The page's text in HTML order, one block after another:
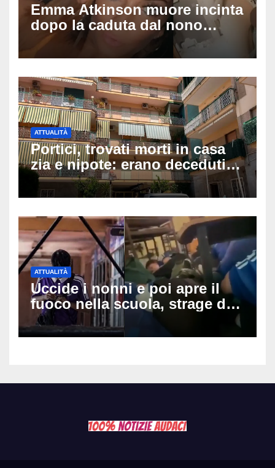
Emma Atkinson muore incinta
dopo la caduta dal nono
piano: la figlia nasce 30
minuti dopo e sta bene
ATTUALITÀ
Portici, trovati morti in casa
zia e nipote: erano deceduti
da giorni, il caldo tra le
ipotesi al vaglio
ATTUALITÀ
Uccide i nonni e poi apre il
fuoco nella scuola, strage di
insegnanti: il possibile
movente dietro il massacro in